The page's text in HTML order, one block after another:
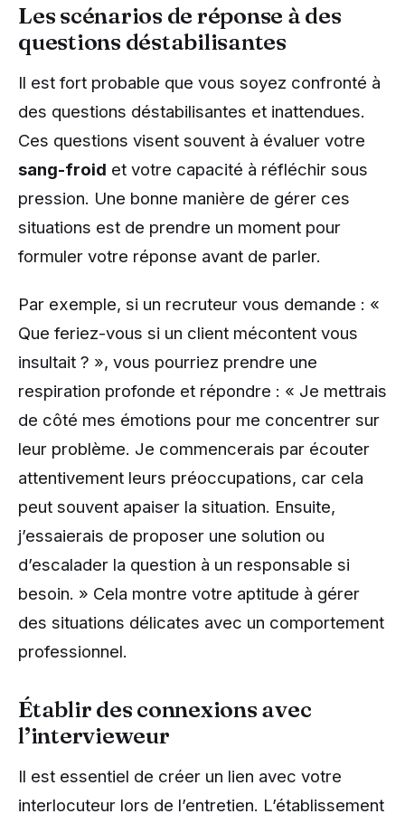
Les scénarios de réponse à des
questions déstabilisantes
Il est fort probable que vous soyez confronté à
des questions déstabilisantes et inattendues.
Ces questions visent souvent à évaluer votre
sang-froid et votre capacité à réfléchir sous
pression. Une bonne manière de gérer ces
situations est de prendre un moment pour
formuler votre réponse avant de parler.
Par exemple, si un recruteur vous demande : «
Que feriez-vous si un client mécontent vous
insultait ? », vous pourriez prendre une
respiration profonde et répondre : « Je mettrais
de côté mes émotions pour me concentrer sur
leur problème. Je commencerais par écouter
attentivement leurs préoccupations, car cela
peut souvent apaiser la situation. Ensuite,
j’essaierais de proposer une solution ou
d’escalader la question à un responsable si
besoin. » Cela montre votre aptitude à gérer
des situations délicates avec un comportement
professionnel.
Établir des connexions avec
l’intervieweur
Il est essentiel de créer un lien avec votre
interlocuteur lors de l’entretien. L’établissement